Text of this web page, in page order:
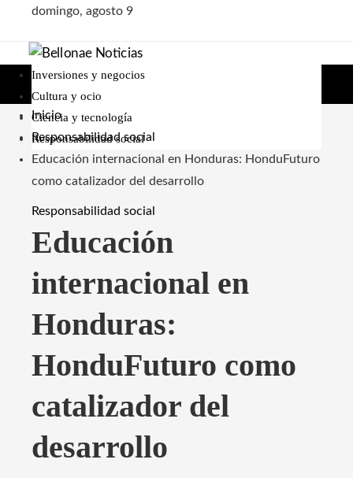
domingo, agosto 9
Inversiones y negocios
Cultura y ocio
Ciencia y tecnología
Responsabilidad social
Inicio
Responsabilidad social
Educación internacional en Honduras: HonduFuturo
como catalizador del desarrollo
Responsabilidad social
Educación
internacional en
Honduras:
HonduFuturo como
catalizador del
desarrollo